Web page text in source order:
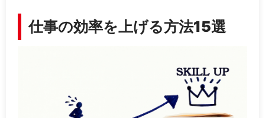
仕事の効率を上げる方法15選